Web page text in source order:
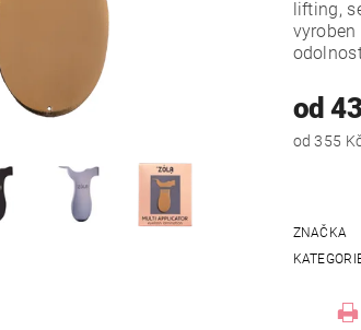
lifting,
od
ZNAČKA